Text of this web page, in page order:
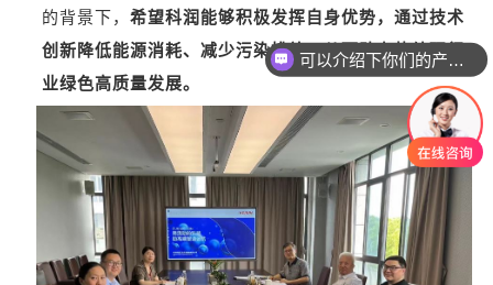
的背景下，希望科润能够积极发挥自身优势，通过技术
创新降低能源消耗、减少污染排放，从而助力热处理行
业绿色高质量发展。